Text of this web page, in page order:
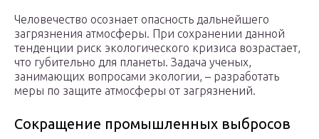
Человечество осознает опасность дальнейшего
загрязнения атмосферы. При сохранении данной
тенденции риск экологического кризиса возрастает,
что губительно для планеты. Задача ученых,
занимающих вопросами экологии, – разработать
меры по защите атмосферы от загрязнений.
Сокращение промышленных выбросов